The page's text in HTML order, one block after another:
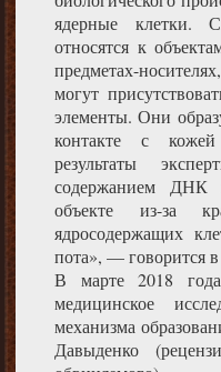
ядерные клетки.
относятся к
предметах-
могут
элементы. Они
контакте с кожей
результаты
содержанием ДНК
объекте из-за
ядросодержащих
пота», — говорится
В марте 2018
медицинское
механизма
Давыденко